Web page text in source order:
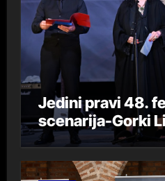
Jedini pravi 48.
scenarija-Gorki